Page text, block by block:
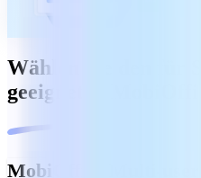
Wählen Sie den für
geeigneten
MobiOffice Multi-user